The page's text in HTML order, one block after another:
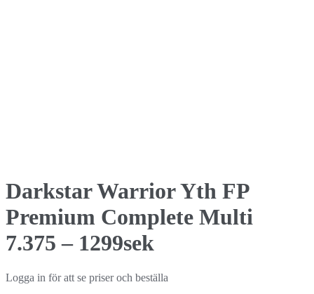
Darkstar Warrior Yth FP
Premium Complete Multi
7.375 – 1299sek
Logga in för att se priser och beställa